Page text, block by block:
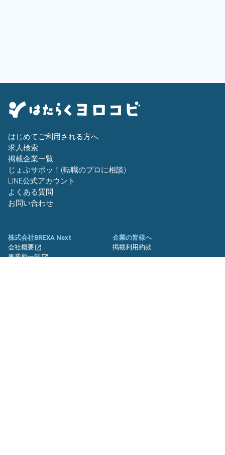
はじめてご利用される方へ
求人検索
掲載企業一覧
じょぶサポッ！(転職のプロに相談)
LINE公式アカウント
よくある質問
お問い合わせ
株式会社BREXA Next
会社概要
事業所一覧
企業の皆様へ
掲載利用約款